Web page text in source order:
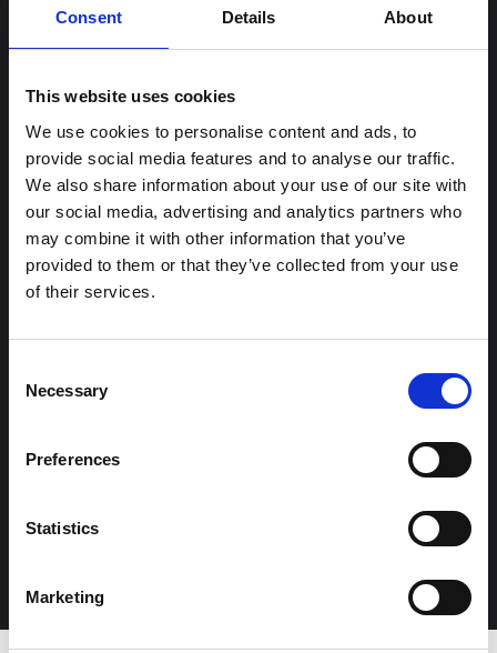
Consent Details About
This website uses cookies
We use cookies to personalise content and ads, to
provide social media features and to analyse our traffic.
We also share information about your use of our site with
our social media, advertising and analytics partners who
may combine it with other information that you’ve
provided to them or that they’ve collected from your use
of their services.
Selection
Necessary
Preferences
Statistics
Marketing
Lokaltrafik, sl.se (extern webbplats)open_in_new
Parkering
Armémuseum har ingen besöksparkering.
På närliggande gator brukar man kunna
hitta parkeringsplats.
platser för museets bilar och liknande. Har
fastighetsverk. E-post:
, eller